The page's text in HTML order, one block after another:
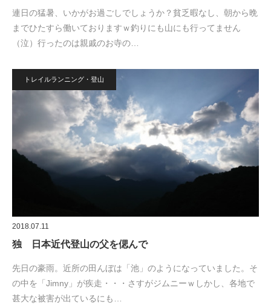
連日の猛暑、いかがお過ごしでしょうか？貧乏暇なし、朝から晩
までひたすら働いておりますｗ釣りにも山にも行ってません
（泣）行ったのは親戚のお寺の…
トレイルランニング・登山
2018.07.11
独 日本近代登山の父を偲んで
先日の豪雨。近所の田んぼは「池」のようになっていました。そ
の中を「Jimny」が疾走・・・さすがジムニーｗしかし、各地で
甚大な被害が出ているにも…